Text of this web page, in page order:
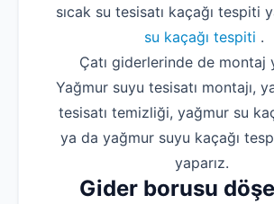
sıcak su tesisatı kaçağı tespiti
su kaçağı tespiti .
Çatı giderlerinde de montaj
Yağmur suyu tesisatı montajı,
tesisatı temizliği, yağmur su
ya da yağmur suyu kaçağı
yaparız.
Gider borusu